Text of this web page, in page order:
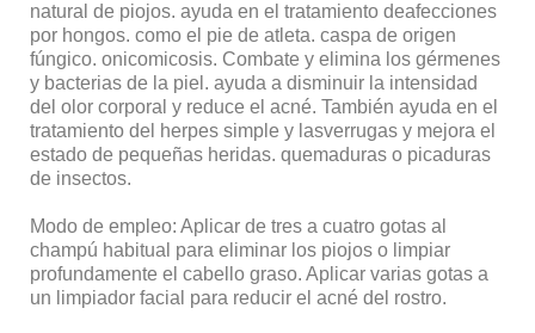
natural de piojos. ayuda en el tratamiento deafecciones
por hongos. como el pie de atleta. caspa de origen
fúngico. onicomicosis. Combate y elimina los gérmenes
y bacterias de la piel. ayuda a disminuir la intensidad
del olor corporal y reduce el acné. También ayuda en el
tratamiento del herpes simple y lasverrugas y mejora el
estado de pequeñas heridas. quemaduras o picaduras
de insectos.
Modo de empleo: Aplicar de tres a cuatro gotas al
champú habitual para eliminar los piojos o limpiar
profundamente el cabello graso. Aplicar varias gotas a
un limpiador facial para reducir el acné del rostro.